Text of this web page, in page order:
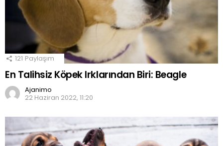
121 Paylaşım
En Talihsiz Köpek Irklarından Biri: Beagle
Ajanimo
22 Haziran 2022, 11:20